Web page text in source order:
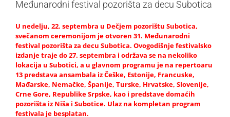
Međunarodni festival pozorišta za decu Subotica
U nedelju, 22. septembra u Dečjem pozorištu Subotica,
svečanom ceremonijom je otvoren 31. Međunarodni
festival pozorišta za decu Subotica. Ovogodišnje festivalsko
izdanje traje do 27. septembra i održava se na nekoliko
lokacija u Subotici, a u glavnom programu je na repertoaru
13 predstava ansambala iz Češke, Estonije, Francuske,
Mađarske, Nemačke, Španije, Turske, Hrvatske, Slovenije,
Crne Gore, Republike Srpske, kao i predstave domaćih
pozorišta iz Niša i Subotice. Ulaz na kompletan program
festivala je besplatan.